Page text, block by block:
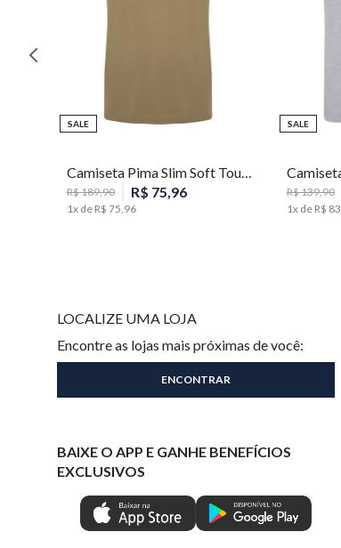
SALE M
Camiseta Pima Slim Soft Touch Masculina Individual
R$189,90 R$ 75,96
1x de R$ 75 96
SALE
R$139,90
1x de R$ 83
LOCALIZE UMA LOJA
Encontre as lojas mais próximas de você:
BAIXE O APP E GANHE BENEFÍCIOS
EXCLUSIVOS